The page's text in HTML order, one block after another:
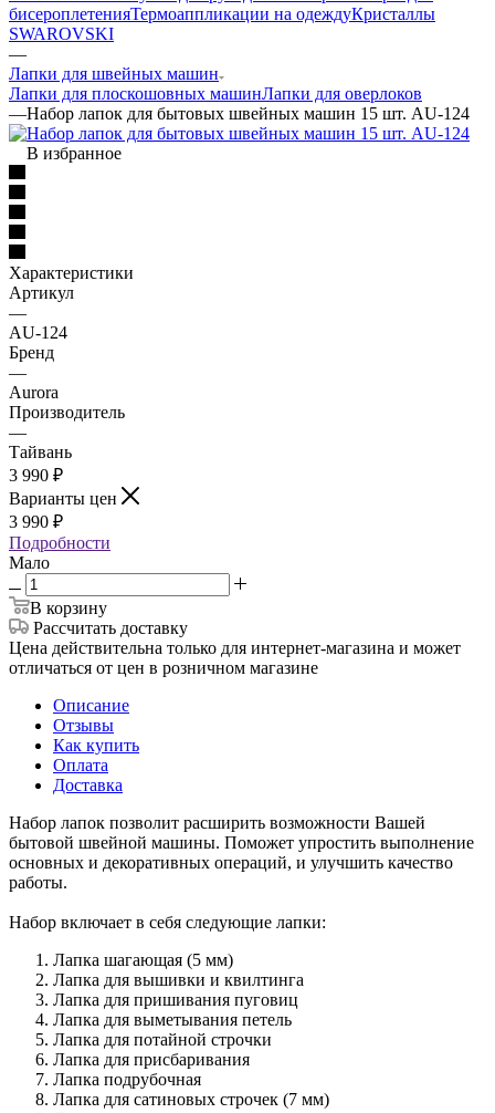
бисероплетенияТермоаппликации на одеждуКристаллы
SWAROVSKI
—
Лапки для швейных машин
Лапки для плоскошовных машинЛапки для оверлоков
—Набор лапок для бытовых швейных машин 15 шт. AU-124
В избранное
Характеристики
Артикул
—
AU-124
Бренд
—
Aurora
Производитель
—
Тайвань
3 990 ₽
Варианты цен
3 990 ₽
Подробности
Мало
В корзину
Рассчитать доставку
Цена действительна только для интернет-магазина и может
отличаться от цен в розничном магазине
Описание
Отзывы
Как купить
Оплата
Доставка
Набор лапок позволит расширить возможности Вашей
бытовой швейной машины. Поможет упростить выполнение
основных и декоративных операций, и улучшить качество
работы.
Набор включает в себя следующие лапки:
Лапка шагающая (5 мм)
Лапка для вышивки и квилтинга
Лапка для пришивания пуговиц
Лапка для выметывания петель
Лапка для потайной строчки
Лапка для присбаривания
Лапка подрубочная
Лапка для сатиновых строчек (7 мм)